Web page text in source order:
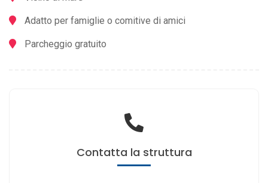
Adatto per famiglie o comitive di amici
Parcheggio gratuito
Contatta la struttura